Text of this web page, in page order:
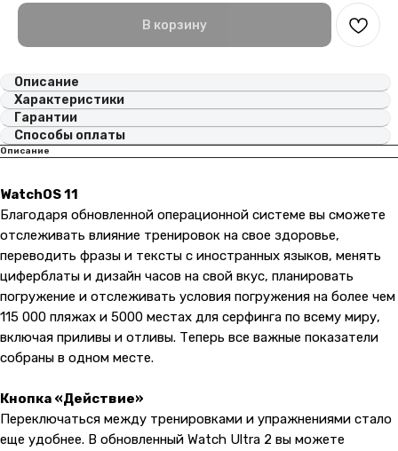
В корзину
Описание
Характеристики
Гарантии
Способы оплаты
Описание
WatchOS 11
Благодаря обновленной операционной системе вы сможете
отслеживать влияние тренировок на свое здоровье,
переводить фразы и тексты с иностранных языков, менять
циферблаты и дизайн часов на свой вкус, планировать
погружение и отслеживать условия погружения на более чем
115 000 пляжах и 5000 местах для серфинга по всему миру,
включая приливы и отливы. Теперь все важные показатели
собраны в одном месте.
Кнопка «Действие»
Переключаться между тренировками и упражнениями стало
еще удобнее. В обновленный Watch Ultra 2 вы можете